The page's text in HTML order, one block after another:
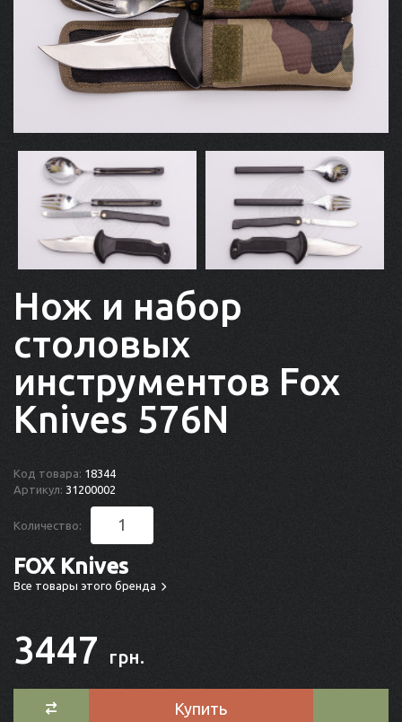
Нож и набор
столовых
инструментов Fox
Knives 576N
Код товара: 18344
Артикул: 31200002
Количество:
FOX Knives
Все товары этого бренда
3447 грн.
Купить